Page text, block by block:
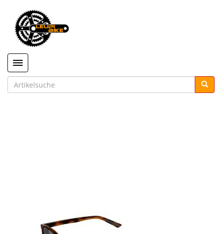
Toggle navigation